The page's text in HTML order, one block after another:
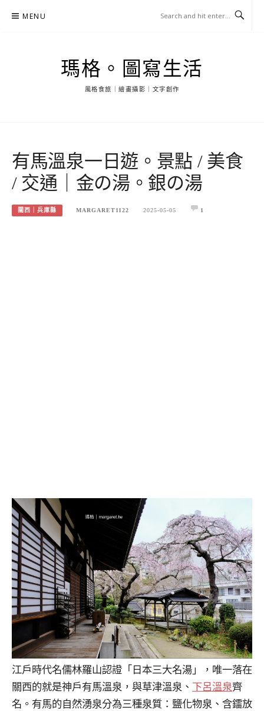
MENU
瑪格。圖寫生活
風格食旅｜繪畫攝影｜文字創作
有馬溫泉一日遊。景點 / 美食
/ 交通｜金の湯。銀の湯
關西｜兵庫縣 MARGARET1122 2025-05-05 1
江戶時代名儒林羅山認證「日本三大名湯」，唯一落在
關西的就是神戶有馬溫泉，與草津溫泉、
下呂溫泉齊
名。有馬的自然湧泉分為三種泉質：鹽化物泉、含鐳放